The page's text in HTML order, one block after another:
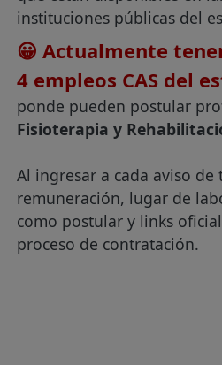
instituciones públicas del
😀 Actualmente
4 empleos CAS del
ponde pueden postular
Fisioterapia y
Al ingresar a cada aviso
remuneración, lugar de
como postular y links
proceso de contratación.